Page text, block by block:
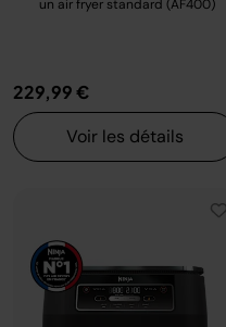
un air fryer standard (AF400)
229,99 €
Voir les détails